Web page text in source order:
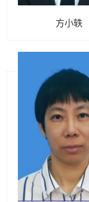
方小轶